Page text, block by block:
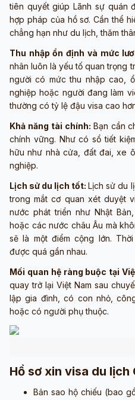
tiên quyết giúp Lãnh sự quán
hợp pháp của hồ sơ. Cần thể
chẳng hạn như du lịch, thăm
Thu nhập ổn định và mức
nhân luôn là yếu tố quan trọng
người có mức thu nhập cao,
nghiệp hoặc người đang làm
thường có tỷ lệ đậu visa cao
Khả năng tài chính: Bạn cần
chính vững. Như có sổ tiết
hữu như nhà cửa, đất đai, xe
nghiệp.
Lịch sử du lịch tốt:Lịch sử du
trong mắt cơ quan xét duyệt
nước phát triển như Nhật
hoặc các nước châu Âu mà
sẽ là một điểm cộng lớn.
được quá gần nhau.
Mối quan hệ ràng buộc tại
quay trở lại Việt Nam sau
lập gia đình, có con nhỏ,
hoặc có người phụ thuộc.
Hồ sơ xin visa du lịch
Bản sao hộ chiếu (bao